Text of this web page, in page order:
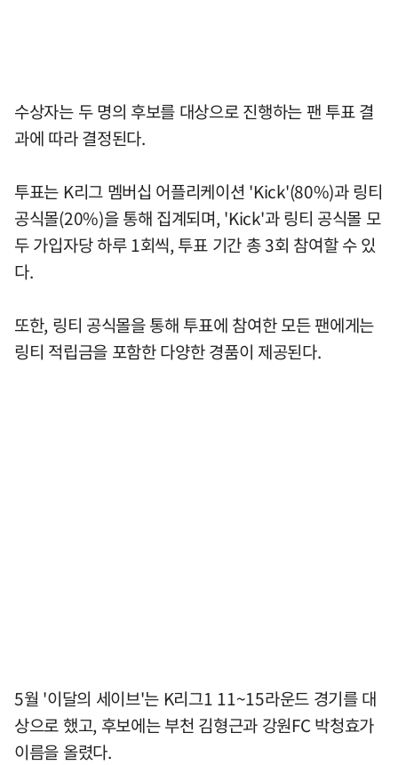
수상자는 두 명의 후보를 대상으로 진행하는 팬 투표 결
과에 따라 결정된다.
투표는 K리그 멤버십 어플리케이션 'Kick'(80%)과 링티
공식몰(20%)을 통해 집계되며, 'Kick'과 링티 공식몰 모
두 가입자당 하루 1회씩, 투표 기간 총 3회 참여할 수 있
다.
또한, 링티 공식몰을 통해 투표에 참여한 모든 팬에게는
링티 적립금을 포함한 다양한 경품이 제공된다.
5월 '이달의 세이브'는 K리그1 11~15라운드 경기를 대
상으로 했고, 후보에는 부천 김형근과 강원FC 박청효가
이름을 올렸다.